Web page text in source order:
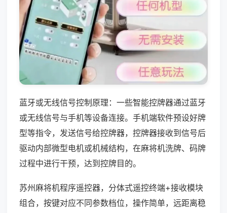
蓝牙或无线信号控制原理：一些智能控牌器通过蓝牙
或无线信号与手机等设备连接。手机端软件预设好牌
型等指令，发送信号给控牌器，控牌器接收到信号后
驱动内部微型电机或机械结构，在麻将机洗牌、码牌
过程中进行干预，达到控牌目的。
苏州麻将机程序遥控器，分体式遥控终端+接收模块
组合，按键对应不同参数档位，操作简单，远距离稳